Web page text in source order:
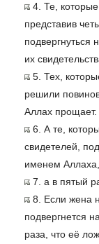
4. Те,
представив
подвергнуться
их
5. Тех,
решили
Аллах прощает.
6. А те,
свидетелей,
именем Аллаха,
7. а в пятый
8. Если жена
подвергнется
раза, что её